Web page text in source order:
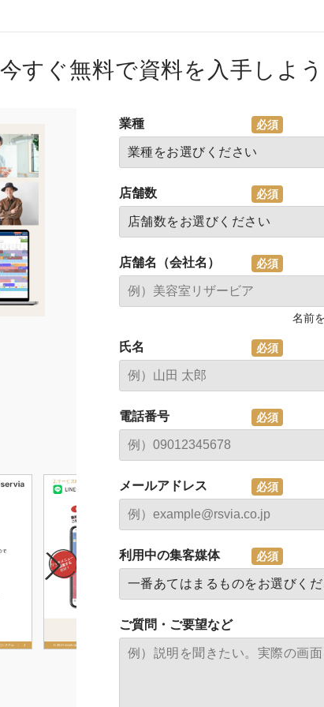
今すぐ無料で資料を入手しよう
業種
店舗数
店舗名（会社名）
名前
氏名
電話番号
メールアドレス
利用中の集客媒体
ご質問・ご要望など